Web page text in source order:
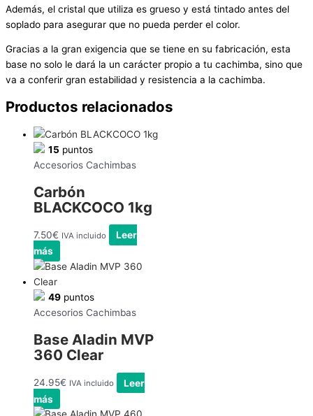
Además, el cristal que utiliza es grueso y está tintado antes del
soplado para asegurar que no pueda perder el color.
Gracias a la gran exigencia que se tiene en su fabricación, esta
base no solo le dará la un carácter propio a tu cachimba, sino que
va a conferir gran estabilidad y resistencia a la cachimba.
Productos relacionados
15 puntos
Accesorios Cachimbas
Carbón
BLACKCOCO 1kg
7.50€ IVA incluido
Leer
más
49 puntos
Accesorios Cachimbas
Base Aladin MVP
360 Clear
24.95€ IVA incluido
Leer
más